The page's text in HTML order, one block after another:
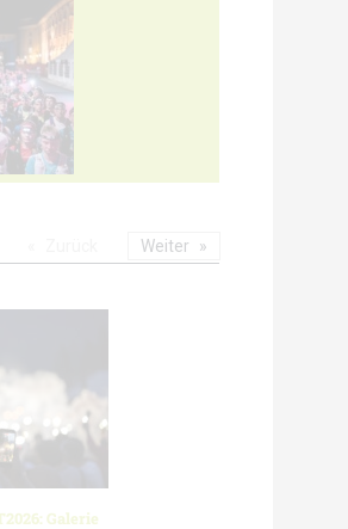
Galerie
Weiter